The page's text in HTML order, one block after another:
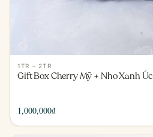
1TR – 2TR
Gift Box Cherry Mỹ + Nho Xanh Úc
1,000,000₫